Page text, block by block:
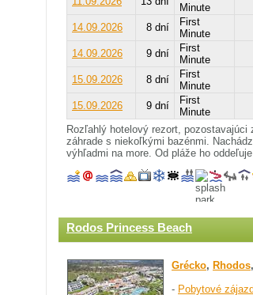
Minute
14.09.2026 8 dní
First
Minute
14.09.2026 9 dní
First
Minute
15.09.2026 8 dní
First
Minute
15.09.2026 9 dní
First
Minute
Rozľahlý hotelový rezort,
záhrade s niekoľkými bazénmi.
výhľadmi na more. Od pláže ho
Rodos Princess Beach
Grécko, Rhodos,
- Pobytové